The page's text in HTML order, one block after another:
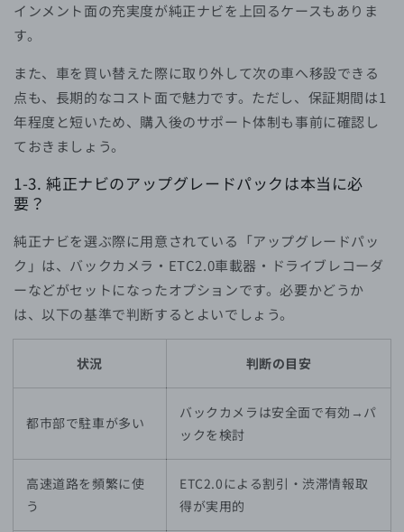
インメント面の充実度が純正ナビを上回るケースもありま
す。
また、車を買い替えた際に取り外して次の車へ移設できる
点も、長期的なコスト面で魅力です。ただし、保証期間は1
年程度と短いため、購入後のサポート体制も事前に確認し
ておきましょう。
1-3. 純正ナビのアップグレードパックは本当に必
要？
純正ナビを選ぶ際に用意されている「アップグレードパッ
ク」は、バックカメラ・ETC2.0車載器・ドライブレコーダ
ーなどがセットになったオプションです。必要かどうか
は、以下の基準で判断するとよいでしょう。
状況 判断の目安
都市部で駐車が多い
バックカメラは安全面で有効→パ
ックを検討
高速道路を頻繁に使
う
ETC2.0による割引・渋滞情報取
得が実用的